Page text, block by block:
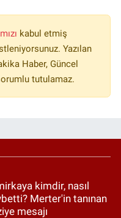
kabul etmiş
Yazılan
Haber, Güncel
tutulamaz.
kimdir, nasıl
Merter'in tanınan
mesajı